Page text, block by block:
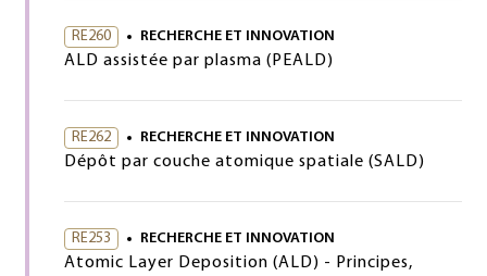
RE260 RECHERCHE ET INNOVATION
ALD assistée par plasma (PEALD)
RE262 RECHERCHE ET INNOVATION
Dépôt par couche atomique spatiale (SALD)
RE253 RECHERCHE ET INNOVATION
Atomic Layer Deposition (ALD) - Principes,